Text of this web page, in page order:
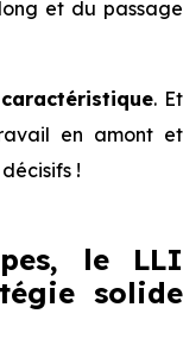
et du passage
. Et
en amont et
!
le LLI
solide